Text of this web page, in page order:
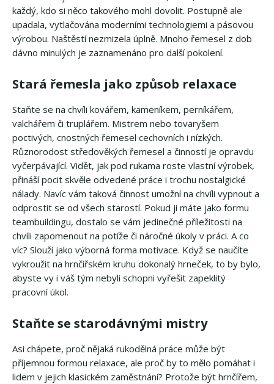
každý, kdo si něco takového mohl dovolit. Postupně ale
upadala, vytlačována moderními technologiemi a pásovou
výrobou. Naštěstí nezmizela úplně. Mnoho řemesel z dob
dávno minulých je zaznamenáno pro další pokolení.
Stará řemesla jako způsob relaxace
Staňte se na chvíli kovářem, kameníkem, perníkářem,
valchářem či truplářem. Mistrem nebo tovaryšem
poctivých, cnostných řemesel cechovních i nízkých.
Různorodost středověkých řemesel a činností je opravdu
vyčerpávající. Vidět, jak pod rukama roste vlastní výrobek,
přináší pocit skvěle odvedené práce i trochu nostalgické
nálady. Navíc vám taková činnost umožní na chvíli vypnout a
odprostit se od všech starostí. Pokud ji máte jako formu
teambuildingu, dostalo se vám jedinečné příležitosti na
chvíli zapomenout na potíže či náročné úkoly v práci. A co
víc? Slouží jako výborná forma motivace. Když se naučíte
vykroužit na hrnčířském kruhu dokonalý hrneček, to by bylo,
abyste vy i váš tým nebyli schopni vyřešit zapeklitý
pracovní úkol.
Staňte se starodávnými mistry
Asi chápete, proč nějaká rukodělná práce může být
příjemnou formou relaxace, ale proč by to mělo pomáhat i
lidem v jejich klasickém zaměstnání? Protože být hrnčířem,